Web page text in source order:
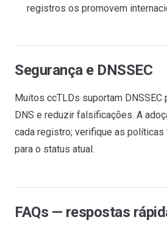
registros os promovem
Segurança e DNSSEC
Muitos ccTLDs suportam DNSSEC
DNS e reduzir falsificações. A
cada registro; verifique as políticas
para o status atual.
FAQs — respostas